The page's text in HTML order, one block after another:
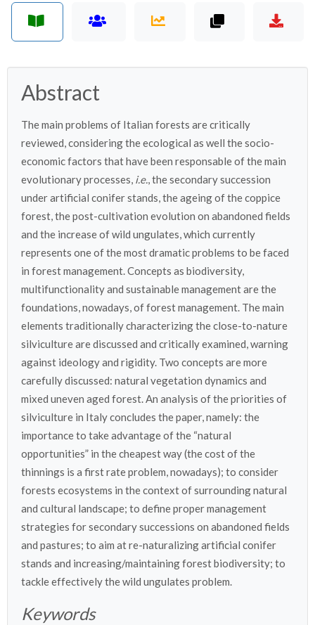
Abstract
The main problems of Italian forests are critically
reviewed, considering the ecological as well the socio-
economic factors that have been responsable of the main
evolutionary processes, i.e., the secondary succession
under artificial conifer stands, the ageing of the coppice
forest, the post-cultivation evolution on abandoned fields
and the increase of wild ungulates, which currently
represents one of the most dramatic problems to be faced
in forest management. Concepts as biodiversity,
multifunctionality and sustainable management are the
foundations, nowadays, of forest management. The main
elements traditionally characterizing the close-to-nature
silviculture are discussed and critically examined, warning
against ideology and rigidity. Two concepts are more
carefully discussed: natural vegetation dynamics and
mixed uneven aged forest. An analysis of the priorities of
silviculture in Italy concludes the paper, namely: the
importance to take advantage of the “natural
opportunities” in the cheapest way (the cost of the
thinnings is a first rate problem, nowadays); to consider
forests ecosystems in the context of surrounding natural
and cultural landscape; to define proper management
strategies for secondary successions on abandoned fields
and pastures; to aim at re-naturalizing artificial conifer
stands and increasing/maintaining forest biodiversity; to
tackle effectively the wild ungulates problem.
Keywords